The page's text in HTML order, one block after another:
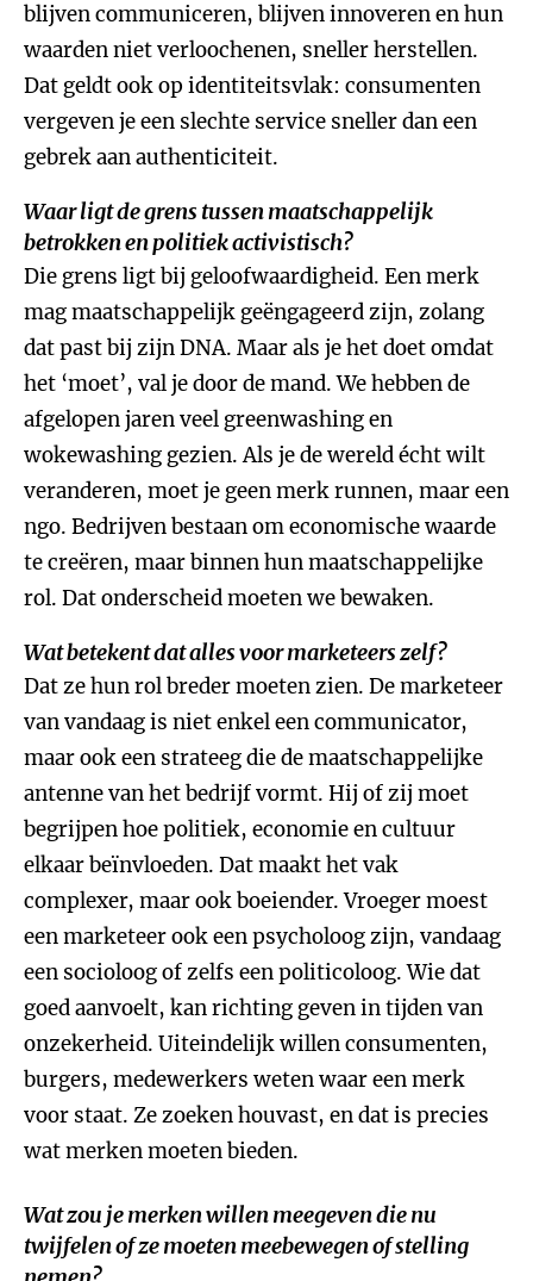
blijven communiceren, blijven innoveren en hun
waarden niet verloochenen, sneller herstellen.
Dat geldt ook op identiteitsvlak: consumenten
vergeven je een slechte service sneller dan een
gebrek aan authenticiteit.
Waar ligt de grens tussen maatschappelijk
betrokken en politiek activistisch?
Die grens ligt bij geloofwaardigheid. Een merk
mag maatschappelijk geëngageerd zijn, zolang
dat past bij zijn DNA. Maar als je het doet omdat
het ‘moet’, val je door de mand. We hebben de
afgelopen jaren veel greenwashing en
wokewashing gezien. Als je de wereld écht wilt
veranderen, moet je geen merk runnen, maar een
ngo. Bedrijven bestaan om economische waarde
te creëren, maar binnen hun maatschappelijke
rol. Dat onderscheid moeten we bewaken.
Wat betekent dat alles voor marketeers zelf?
Dat ze hun rol breder moeten zien. De marketeer
van vandaag is niet enkel een communicator,
maar ook een strateeg die de maatschappelijke
antenne van het bedrijf vormt. Hij of zij moet
begrijpen hoe politiek, economie en cultuur
elkaar beïnvloeden. Dat maakt het vak
complexer, maar ook boeiender. Vroeger moest
een marketeer ook een psycholoog zijn, vandaag
een socioloog of zelfs een politicoloog. Wie dat
goed aanvoelt, kan richting geven in tijden van
onzekerheid. Uiteindelijk willen consumenten,
burgers, medewerkers weten waar een merk
voor staat. Ze zoeken houvast, en dat is precies
wat merken moeten bieden.
Wat zou je merken willen meegeven die nu
twijfelen of ze moeten meebewegen of stelling